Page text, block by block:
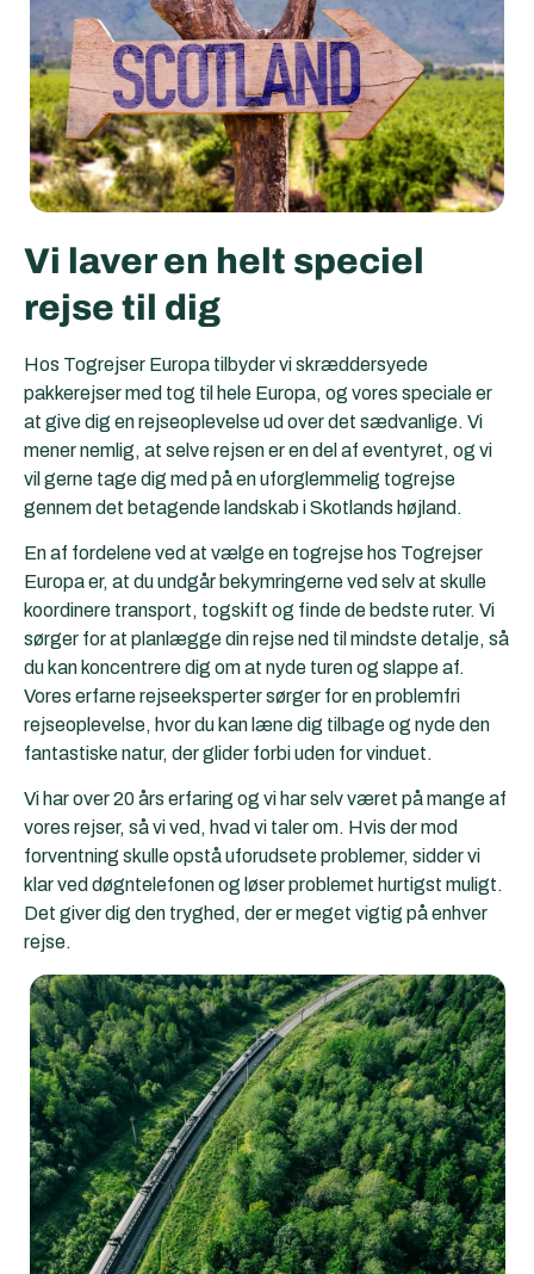
Vi laver en helt speciel
rejse til dig
Hos Togrejser Europa tilbyder vi skræddersyede
pakkerejser med tog til hele Europa, og vores speciale er
at give dig en rejseoplevelse ud over det sædvanlige. Vi
mener nemlig, at selve rejsen er en del af eventyret, og vi
vil gerne tage dig med på en uforglemmelig togrejse
gennem det betagende landskab i Skotlands højland.
En af fordelene ved at vælge en togrejse hos Togrejser
Europa er, at du undgår bekymringerne ved selv at skulle
koordinere transport, togskift og finde de bedste ruter. Vi
sørger for at planlægge din rejse ned til mindste detalje, så
du kan koncentrere dig om at nyde turen og slappe af.
Vores erfarne rejseeksperter sørger for en problemfri
rejseoplevelse, hvor du kan læne dig tilbage og nyde den
fantastiske natur, der glider forbi uden for vinduet.
Vi har over 20 års erfaring og vi har selv været på mange af
vores rejser, så vi ved, hvad vi taler om. Hvis der mod
forventning skulle opstå uforudsete problemer, sidder vi
klar ved døgntelefonen og løser problemet hurtigst muligt.
Det giver dig den tryghed, der er meget vigtig på enhver
rejse.